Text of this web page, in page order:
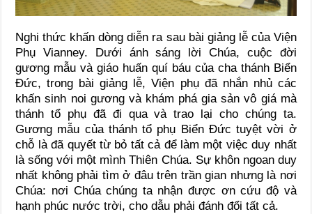
Nghi thức khấn dòng diễn ra sau bài giảng lễ của Viện
Phụ Vianney. Dưới ánh sáng lời Chúa, cuộc đời
gương mẫu và giáo huấn quí báu của cha thánh Biển
Đức, trong bài giảng lễ, Viện phụ đã nhắn nhủ các
khấn sinh noi gương và khám phá gia sản vô giá mà
thánh tổ phụ đã đi qua và trao lại cho chúng ta.
Gương mẫu của thánh tổ phụ Biển Đức tuyệt vời ở
chỗ là đã quyết từ bỏ tất cả để làm một việc duy nhất
là sống với một mình Thiên Chúa. Sự khôn ngoan duy
nhất không phải tìm ở đâu trên trần gian nhưng là nơi
Chúa: nơi Chúa chúng ta nhận được ơn cứu độ và
hạnh phúc nước trời, cho dẫu phải đánh đổi tất cả.